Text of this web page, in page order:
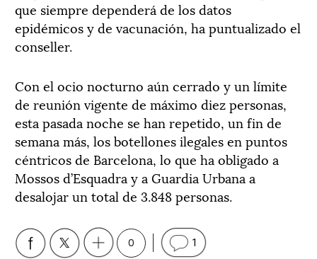
que siempre dependerá de los datos
epidémicos y de vacunación, ha puntualizado el
conseller.
Con el ocio nocturno aún cerrado y un límite
de reunión vigente de máximo diez personas,
esta pasada noche se han repetido, un fin de
semana más, los botellones ilegales en puntos
céntricos de Barcelona, lo que ha obligado a
Mossos d’Esquadra y a Guardia Urbana a
desalojar un total de 3.848 personas.
0 1